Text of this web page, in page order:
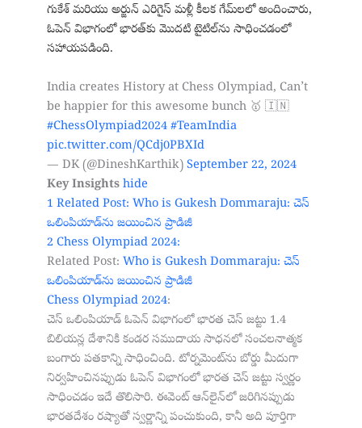
గుకేశ్ మరియు అర్జున్ ఎరిగైస్ మళ్లీ కీలక గేమ్‌లలో అందించారు,
ఓపెన్ విభాగంలో భారత్‌కు మొదటి టైటిల్‌ను సాధించడంలో
సహాయపడింది.
India creates History at Chess Olympiad, Can’t
be happier for this awesome bunch 🥇 🇮🇳
#ChessOlympiad2024 #TeamIndia
pic.twitter.com/QCdj0PBXId
— DK (@DineshKarthik) September 22, 2024
Key Insights hide
1 Related Post: Who is Gukesh Dommaraju: చెస్
ఒలింపియాడ్‌ను జయించిన ప్రాడిజీ
2 Chess Olympiad 2024:
Related Post: Who is Gukesh Dommaraju: చెస్
ఒలింపియాడ్‌ను జయించిన ప్రాడిజీ
Chess Olympiad 2024:
చెస్ ఒలింపియాడ్ ఓపెన్ విభాగంలో భారత చెస్ జట్టు 1.4
బిలియన్ల దేశానికి కండర సముదాయ సాధనలో సంచలనాత్మక
బంగారు పతకాన్ని సాధించింది. టోర్నమెంట్‌ను బోర్డు మీదుగా
నిర్వహించినప్పుడు ఓపెన్ విభాగంలో భారత చెస్ జట్టు స్వర్ణం
సాధించడం ఇదే తొలిసారి. ఈవెంట్ ఆన్‌లైన్‌లో జరిగినప్పుడు
భారతదేశం రష్యాతో స్వర్ణాన్ని పంచుకుంది, కానీ అది పూర్తిగా